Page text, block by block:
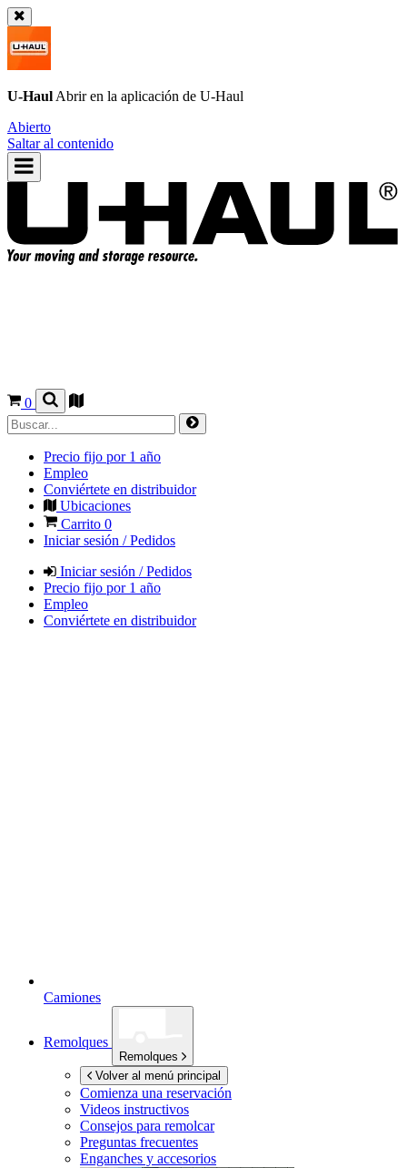
U-Haul Abrir en la aplicación de U-Haul
Abierto
Saltar al contenido
0
Precio fijo por 1 año
Empleo
Conviértete en distribuidor
Ubicaciones
Carrito 0
Iniciar sesión / Pedidos
Iniciar sesión / Pedidos
Precio fijo por 1 año
Empleo
Conviértete en distribuidor
Camiones
Remolques
Remolques
Volver al menú principal
Comienza una reservación
Videos instructivos
Consejos para remolcar
Preguntas frecuentes
Enganches y accesorios